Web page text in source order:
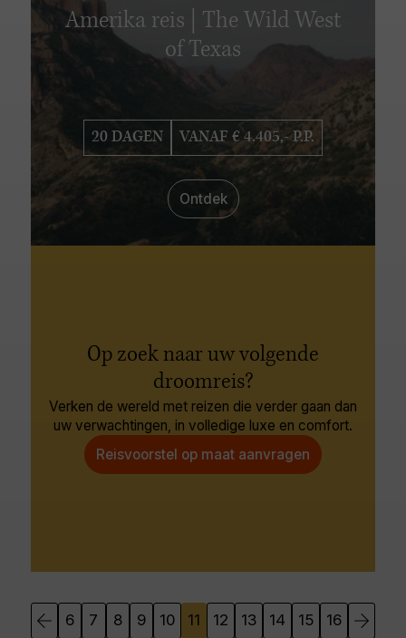
Amerika reis | The Wild West
of Texas
20 DAGEN VANAF € 4.405,- P.P.
Ontdek
Op zoek naar uw volgende
droomreis?
Verken de wereld met reizen die verder gaan dan
uw verwachtingen, in volledige luxe en comfort.
Reisvoorstel op maat aanvragen
6 7 8 9 10 11 12 13 14 15 16